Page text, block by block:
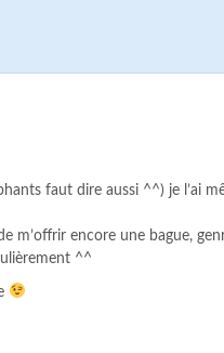
faut dire aussi ^^) je l’ai
m’offrir encore une bague,
^^